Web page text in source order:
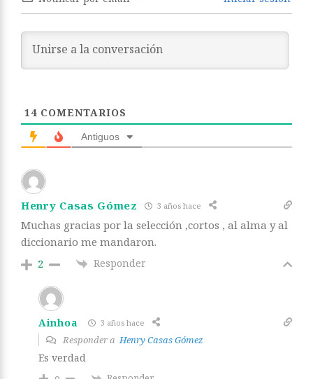
14 COMENTARIOS
Antiguos
Henry Casas Gómez 3 años hace
Muchas gracias por la selección ,cortos , al alma y al
diccionario me mandaron.
2 Responder
Ainhoa 3 años hace
Responder aHenry Casas Gómez
Es verdad